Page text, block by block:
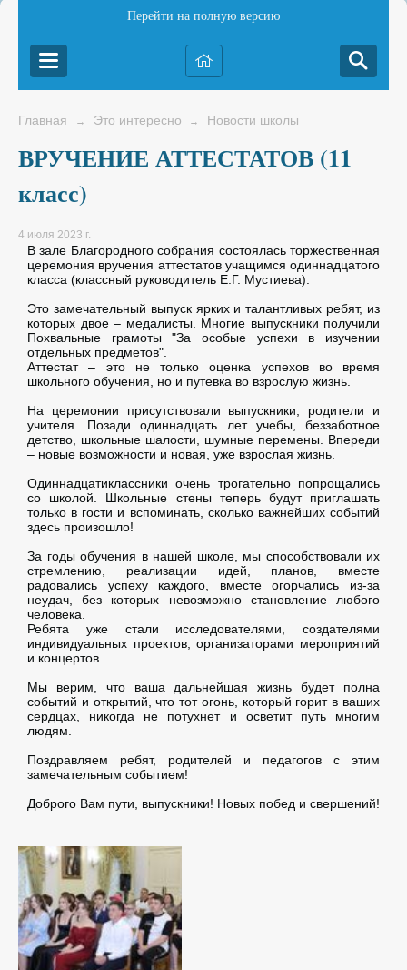
Перейти на полную версию
Главная → Это интересно → Новости школы
ВРУЧЕНИЕ АТТЕСТАТОВ (11
класс)
4 июля 2023 г.
В зале Благородного собрания состоялась торжественная
церемония вручения аттестатов учащимся одиннадцатого
класса (классный руководитель Е.Г. Мустиева).
Это замечательный выпуск ярких и талантливых ребят, из
которых двое – медалисты. Многие выпускники получили
Похвальные грамоты "За особые успехи в изучении
отдельных предметов".
Аттестат – это не только оценка успехов во время
школьного обучения, но и путевка во взрослую жизнь.
На церемонии присутствовали выпускники, родители и
учителя. Позади одиннадцать лет учебы, беззаботное
детство, школьные шалости, шумные перемены. Впереди
– новые возможности и новая, уже взрослая жизнь.
Одиннадцатиклассники очень трогательно попрощались
со школой. Школьные стены теперь будут приглашать
только в гости и вспоминать, сколько важнейших событий
здесь произошло!
За годы обучения в нашей школе, мы способствовали их
стремлению, реализации идей, планов, вместе
радовались успеху каждого, вместе огорчались из-за
неудач, без которых невозможно становление любого
человека.
Ребята уже стали исследователями, создателями
индивидуальных проектов, организаторами мероприятий
и концертов.
Мы верим, что ваша дальнейшая жизнь будет полна
событий и открытий, что тот огонь, который горит в ваших
сердцах, никогда не потухнет и осветит путь многим
людям.
Поздравляем ребят, родителей и педагогов с этим
замечательным событием!
Доброго Вам пути, выпускники! Новых побед и свершений!